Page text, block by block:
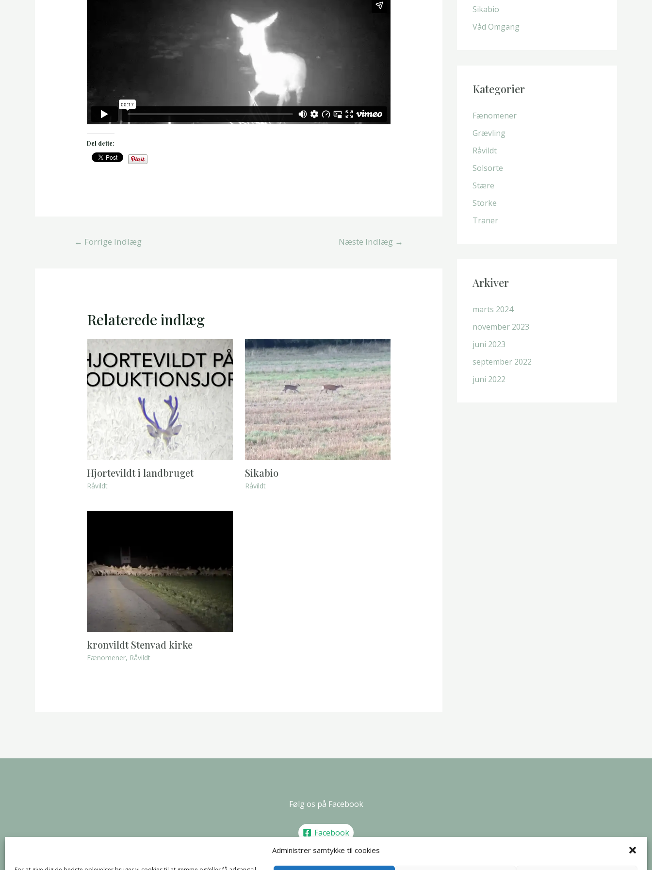
Administrer samtykke til cookies
Del dette:
Indlægsnavigation
← Forrige Indlæg Næste Indlæg →
Relaterede indlæg
Hjortevildt i landbruget
Råvildt
Sikabio
Råvildt
kronvildt Stenvad kirke
Fænomener, Råvildt
:Sikabio
Våd Omgang
Kategorier
Fænomener
Grævling
Råvildt
Solsorte
Stære
Storke
Traner
Arkiver
marts 2024
november 2023
juni 2023
september 2022
juni 2022
Følg os på Facebook
Facebook